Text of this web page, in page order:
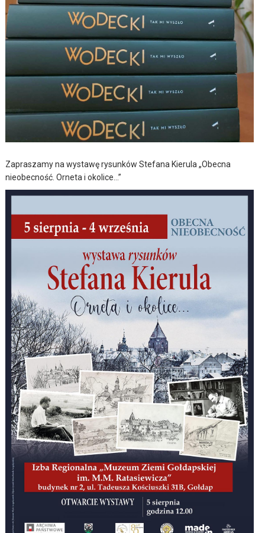
Zapraszamy na wystawę rysunków Stefana Kierula „Obecna
nieobecność. Orneta i okolice…”